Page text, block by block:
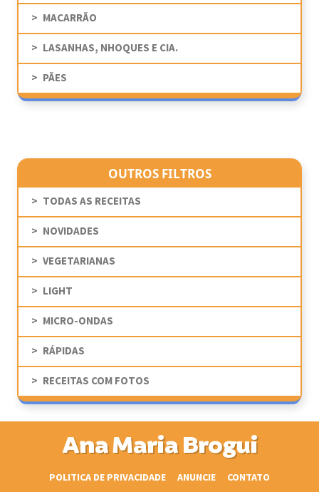
MACARRÃO
LASANHAS, NHOQUES E CIA.
PÃES
OUTROS FILTROS
TODAS AS RECEITAS
NOVIDADES
VEGETARIANAS
LIGHT
MICRO-ONDAS
RÁPIDAS
RECEITAS COM FOTOS
Ana Maria Brogui
POLITICA DE PRIVACIDADE ANUNCIE CONTATO